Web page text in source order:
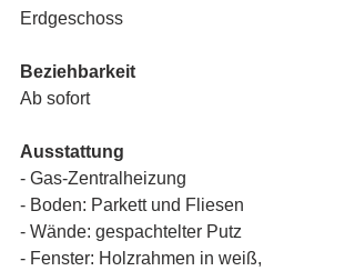
Erdgeschoss
Beziehbarkeit
Ab sofort
Ausstattung
- Gas-Zentralheizung
- Boden: Parkett und Fliesen
- Wände: gespachtelter Putz
- Fenster: Holzrahmen in weiß,